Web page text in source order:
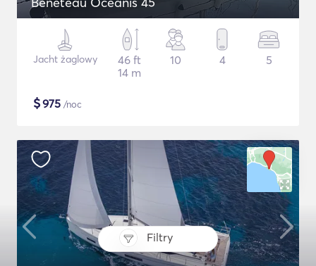
Filtry
Jacht żaglowy
46 ft
14 m
10 4 5
$975 /noc